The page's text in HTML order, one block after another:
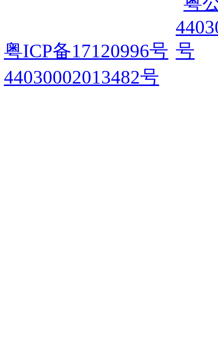
粤ICP备17120996号
44030002013482号